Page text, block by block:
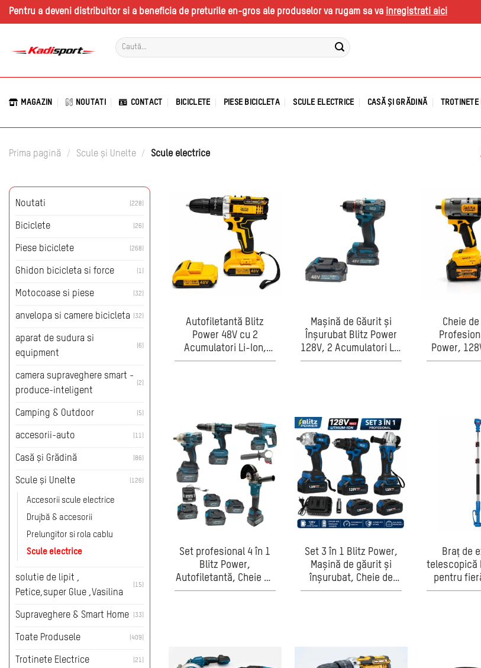
Skip
Pentru a deveni distribuitor si a beneficia de preturile en-gros ale produselor va rugam sa va inregistrati aici
Caută
după:
MAGAZIN NOUTATI CONTACT BICICLETE PIESE BICICLETA SCULE ELECTRICE CASĂ ȘI GRĂDINĂ
Prima pagină / Scule și Unelte / Scule electrice
Noutati (228)
Biciclete (26)
Piese biciclete (268)
Ghidon bicicleta si force (1)
Motocoase si piese (32)
anvelopa si camere bicicleta (32)
aparat de sudura si
equipment
(6)
camera supraveghere smart -
produce-inteligent
(2)
Camping & Outdoor (5)
accesorii-auto (11)
Casă și Grădină (86)
Scule și Unelte (126)
Accesorii scule electrice
Drujbă & accesorii
Prelungitor si rola cablu
Scule electrice
solutie de lipit ,
Petice,super Glue ,Vasilina
(15)
Supraveghere & Smart Home (33)
Toate Produsele (409)
Trotinete Electrice (21)
Autofiletantă Blitz
Power 48V cu 2
Acumulatori Li-Ion,
Mandrină Metalică 10
Mașină de Găurit și
Înșurubat Blitz Power
128V, 2 Acumulatori Li-
Ion, 25+1 Trepte Cuplu,
Cheie
Power,
Set profesional 4 în 1
Blitz Power,
Autofiletantă, Cheie de
impact, Polizor
Set 3 în 1 Blitz Power,
Mașină de găurit și
înșurubat, Cheie de
impact și Polizor
Braț de
telescopică
pentru
unelte